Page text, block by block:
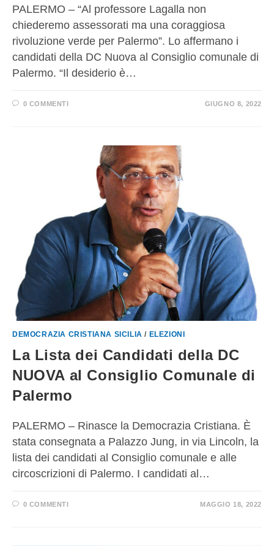
PALERMO – “Al professore Lagalla non
chiederemo assessorati ma una coraggiosa
rivoluzione verde per Palermo”. Lo affermano i
candidati della DC Nuova al Consiglio comunale di
Palermo. “Il desiderio è…
0 COMMENTI GIUGNO 8, 2022
DEMOCRAZIA CRISTIANA SICILIA / ELEZIONI
La Lista dei Candidati della DC
NUOVA al Consiglio Comunale di
Palermo
PALERMO – Rinasce la Democrazia Cristiana. È
stata consegnata a Palazzo Jung, in via Lincoln, la
lista dei candidati al Consiglio comunale e alle
circoscrizioni di Palermo. I candidati al…
0 COMMENTI MAGGIO 18, 2022